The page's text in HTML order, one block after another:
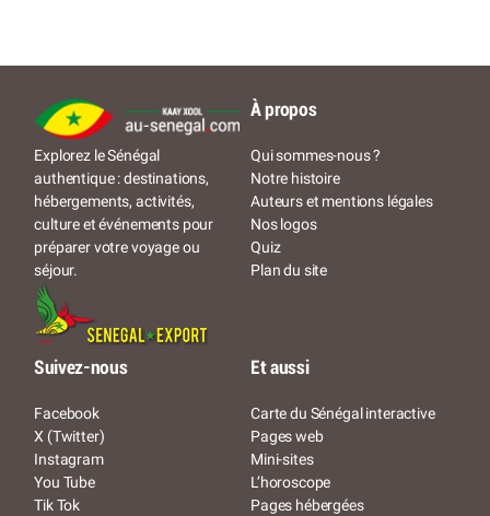
Explorez le Sénégal
authentique : destinations,
hébergements, activités,
culture et événements pour
préparer votre voyage ou
séjour.
À propos
Qui sommes-nous ?
Notre histoire
Auteurs et mentions légales
Nos logos
Quiz
Plan du site
Suivez-nous
Facebook
X (Twitter)
Instagram
You Tube
Tik Tok
Et aussi
Carte du Sénégal interactive
Pages web
Mini-sites
L’horoscope
Pages hébergées